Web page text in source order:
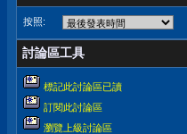
按照:
討論區工具
標記此討論區已讀
訂閱此討論區
瀏覽上級討論區